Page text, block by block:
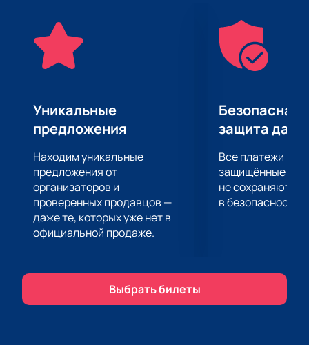
которые подарят вам массу положительных
эмоций. Приобретайте билеты на нашем сайте и
гарантированно проведите великолепный вечер
вместе с нами.
Уникальные
предложения
Находим уникальные
предложения от
организаторов и
проверенных продавцов —
даже те, которых уже нет в
официальной продаже.
Безопасная
защита
Все платежи
защищённые
не сохраняются
в безопасности.
Выбрать билеты